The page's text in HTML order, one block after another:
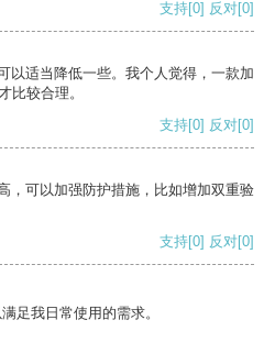
支持[0] 反对[0]
以适当降低一些。我个人觉得，一款加
比较合理。
支持[0] 反对[0]
，可以加强防护措施，比如增加双重验
支持[0] 反对[0]
足我日常使用的需求。